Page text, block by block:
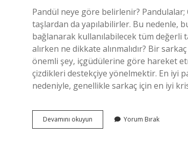
Pandül neye göre belirlenir? Pandulalar;
taşlardan da yapılabilirler. Bu nedenle,
bağlanarak kullanılabilecek tüm değerli
alırken ne dikkate alınmalıdır? Bir
önemli şey, içgüdülerine göre hareket
çizdikleri destekçiye yönelmektir. En iyi
nedeniyle, genellikle sarkaç için en iyi
Devamını okuyun
Neye
Yorum Bırak